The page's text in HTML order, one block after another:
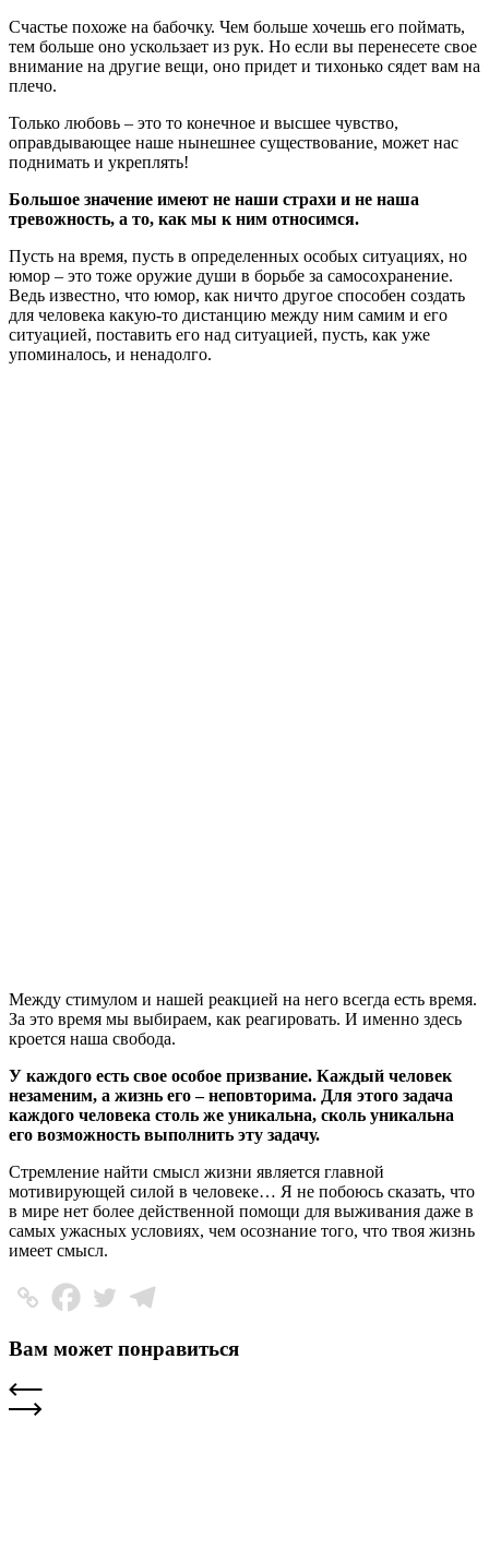
Счастье похоже на бабочку. Чем больше хочешь его поймать,
тем больше оно ускользает из рук. Но если вы перенесете свое
внимание на другие вещи, оно придет и тихонько сядет вам на
плечо.
Только любовь – это то конечное и высшее чувство,
оправдывающее наше нынешнее существование, может нас
поднимать и укреплять!
Большое значение имеют не наши страхи и не наша
тревожность, а то, как мы к ним относимся.
Пусть на время, пусть в определенных особых ситуациях, но
юмор – это тоже оружие души в борьбе за самосохранение.
Ведь известно, что юмор, как ничто другое способен создать
для человека какую-то дистанцию ​​между ним самим и его
ситуацией, поставить его над ситуацией, пусть, как уже
упоминалось, и ненадолго.
Между стимулом и нашей реакцией на него всегда есть время.
За это время мы выбираем, как реагировать. И именно здесь
кроется наша свобода.
У каждого есть свое особое призвание. Каждый человек
незаменим, а жизнь его – неповторима. Для этого задача
каждого человека столь же уникальна, сколь уникальна
его возможность выполнить эту задачу.
Стремление найти смысл жизни является главной
мотивирующей силой в человеке… Я не побоюсь сказать, что
в мире нет более действенной помощи для выживания даже в
самых ужасных условиях, чем осознание того, что твоя жизнь
имеет смысл.
Вам может понравиться